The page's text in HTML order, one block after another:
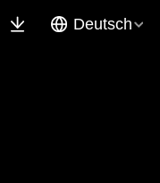
Deutsch